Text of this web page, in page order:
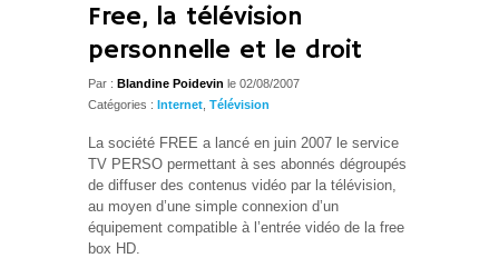
Free, la télévision
personnelle et le droit
Par : Blandine Poidevin le 02/08/2007
Catégories : Internet Télévision
La société FREE a lancé en juin 2007 le service
TV PERSO permettant à ses abonnés dégroupés
de diffuser des contenus vidéo par la télévision,
au moyen d’une simple connexion d’un
équipement compatible à l’entrée vidéo de la free
box HD.